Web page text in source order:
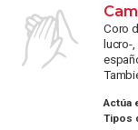
Coro
lucro-
Actúa
Tipos